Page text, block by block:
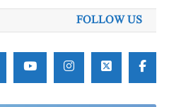
FOLLOW US